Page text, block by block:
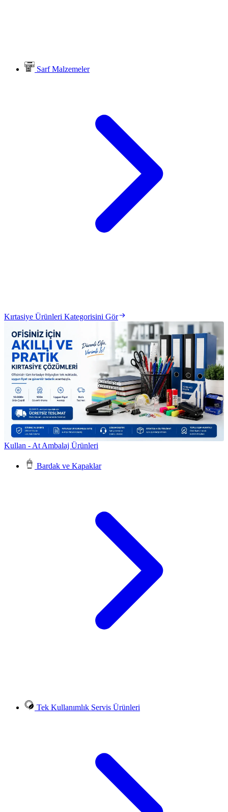
Sarf Malzemeler
Kırtasiye Ürünleri Kategorisini Gör
Kullan - At Ambalaj Ürünleri
Bardak ve Kapaklar
Tek Kullanımlık Servis Ürünleri